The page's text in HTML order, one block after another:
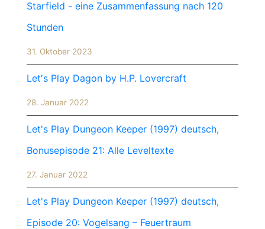
Starfield - eine Zusammenfassung nach 120
Stunden
31. Oktober 2023
Let′s Play Dagon by H.P. Lovercraft
28. Januar 2022
Let's Play Dungeon Keeper (1997) deutsch,
Bonusepisode 21: Alle Leveltexte
27. Januar 2022
Let's Play Dungeon Keeper (1997) deutsch,
Episode 20: Vogelsang – Feuertraum